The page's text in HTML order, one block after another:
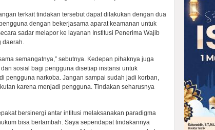
terkait tindakan tersebut dapat dilakukan dengan dua
dengan bekerjasama aparat keamanan untuk
sadar melapor ke layanan Institusi Penerima Wajib
daerah.
semangatnya,” sebutnya. Kedepan pihaknya juga
sosial bagi pengguna disetiap instansi untuk
pengguna narkoba. Jangan sampai sudah jadi korban,
karena menjadi pengguna. Tindakan seharusnya
bersinergi antar intitusi melaksanakan paradigma
bisa bertambah. Saya sependapat tindakannya